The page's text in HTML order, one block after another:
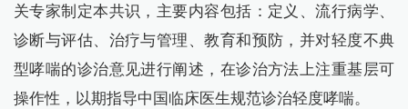
关专家制定本共识，主要内容包括：定义、流行病学、
诊断与评估、治疗与管理、教育和预防，并对轻度不典
型哮喘的诊治意见进行阐述，在诊治方法上注重基层可
操作性，以期指导中国临床医生规范诊治轻度哮喘。